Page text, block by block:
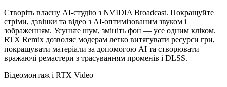
Створіть власну AI-студію з NVIDIA Broadcast. Покращуйте
стріми, дзвінки та відео з AI-оптимізованим звуком і
зображенням. Усуньте шум, змініть фон — усе одним кліком.
RTX Remix дозволяє модерам легко витягувати ресурси гри,
покращувати матеріали за допомогою AI та створювати
вражаючі ремастери з трасуванням променів і DLSS.
Відеомонтаж і RTX Video